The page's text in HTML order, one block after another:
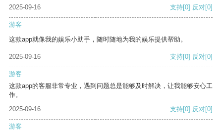
2025-09-16
支持[0] 反对[0]
游客
这款app就像我的娱乐小助手，随时随地为我的娱乐提供帮助。
2025-09-16 支持[0] 反对[0]
游客
这款app的客服非常专业，遇到问题总是能够及时解决，让我能够安心工
作。
2025-09-16
支持[0] 反对[0]
游客